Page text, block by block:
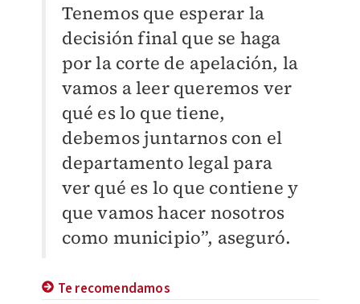
Tenemos que esperar la
decisión final que se haga
por la corte de apelación, la
vamos a leer queremos ver
qué es lo que tiene,
debemos juntarnos con el
departamento legal para
ver qué es lo que contiene y
que vamos hacer nosotros
como municipio”, aseguró.
Te recomendamos